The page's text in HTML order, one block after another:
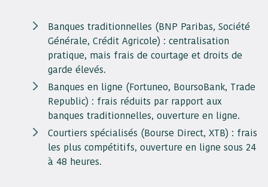
Banques traditionnelles (BNP Paribas, Société
Générale, Crédit Agricole) : centralisation
pratique, mais frais de courtage et droits de
garde élevés.
Banques en ligne (Fortuneo, BoursoBank, Trade
Republic) : frais réduits par rapport aux
banques traditionnelles, ouverture en ligne.
Courtiers spécialisés (Bourse Direct, XTB) : frais
les plus compétitifs, ouverture en ligne sous 24
à 48 heures.